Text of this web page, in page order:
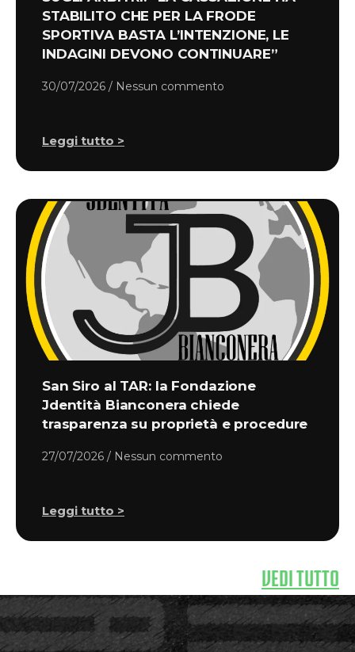
STABILITO CHE PER LA FRODE
SPORTIVA BASTA L’INTENZIONE, LE
INDAGINI DEVONO CONTINUARE”
30/07/2026 Nessun commento
Leggi tutto >
San Siro al TAR: la Fondazione
Jdentità Bianconera chiede
trasparenza su proprietà e procedure
27/07/2026 Nessun commento
Leggi tutto >
VEDI TUTTO